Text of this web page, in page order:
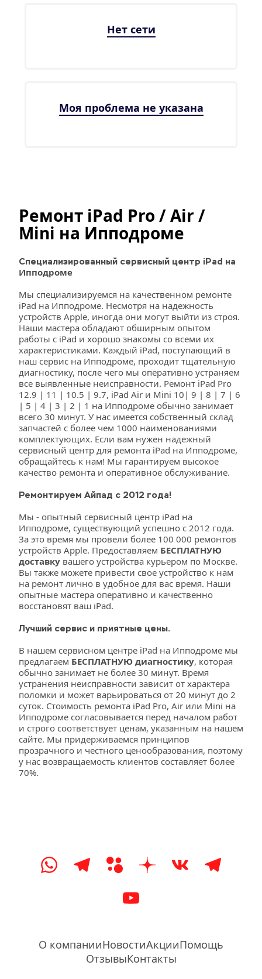
Нет сети
Моя проблема не указана
Ремонт iPad Pro / Air /
Mini на Ипподроме
Ипподроме
Мы специализируемся на качественном ремонте
iPad на Ипподроме. Несмотря на надежность
устройств Apple, иногда они могут выйти из строя.
Наши мастера обладают обширным опытом
работы с iPad и хорошо знакомы со всеми их
характеристиками. Каждый iPad, поступающий в
наш сервис на Ипподроме, проходит тщательную
диагностику, после чего мы оперативно устраняем
все выявленные неисправности. Ремонт iPad Pro
12.9 | 11 | 10.5 | 9.7, iPad Air и Mini 10| 9 | 8 | 7 | 6
| 5 | 4 | 3 | 2 | 1 на Ипподроме обычно занимает
всего 30 минут. У нас имеется собственный склад
запчастей с более чем 1000 наименованиями
комплектующих. Если вам нужен надежный
сервисный центр для ремонта iPad на Ипподроме,
обращайтесь к нам! Мы гарантируем высокое
качество ремонта и оперативное обслуживание.
Ремонтируем Айпад с 2012 года!
Мы - опытный сервисный центр iPad на
Ипподроме, существующий успешно с 2012 года.
За это время мы провели более 100 000 ремонтов
устройств Apple. Предоставляем БЕСПЛАТНУЮ
доставку вашего устройства курьером по Москве.
Вы также можете привести свое устройство к нам
на ремонт лично в удобное для вас время. Наши
опытные мастера оперативно и качественно
восстановят ваш iPad.
Лучший сервис и приятные цены.
В нашем сервисном центре iPad на Ипподроме мы
предлагаем БЕСПЛАТНУЮ диагностику, которая
обычно занимает не более 30 минут. Время
устранения неисправности зависит от характера
поломки и может варьироваться от 20 минут до 2
суток. Стоимость ремонта iPad Pro, Air или Mini на
Ипподроме согласовывается перед началом работ
и строго соответствует ценам, указанным на нашем
сайте. Мы придерживаемся принципов
прозрачного и честного ценообразования, поэтому
у нас возвращаемость клиентов составляет более
70%.
О компанииНовостиАкцииПомощь
ОтзывыКонтакты